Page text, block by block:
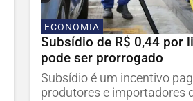
ECONOMIA
Subsídio de R$ 0,44 por
pode ser prorrogado
Subsídio é um incentivo
produtores e importadores